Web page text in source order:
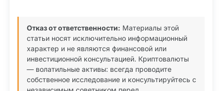
Отказ от ответственности: Материалы этой
статьи носят исключительно информационный
характер и не являются финансовой или
инвестиционной консультацией. Криптовалюты
— волатильные активы: всегда проводите
собственное исследование и консультируйтесь с